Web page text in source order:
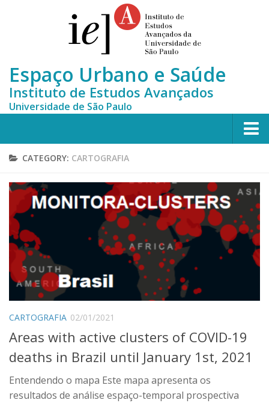
Espaço Urbano e Saúde
Instituto de Estudos Avançados
Universidade de São Paulo
Home
Team
MONITORA-CLUSTERS
News
Contact
Where we are
Português
English
CATEGORY: CARTOGRAFIA
CARTOGRAFIA 02/01/2021
Areas with active clusters of COVID-19
deaths in Brazil until January 1st, 2021
Entendendo o mapa Este mapa apresenta os
resultados de análise espaço-temporal prospectiva